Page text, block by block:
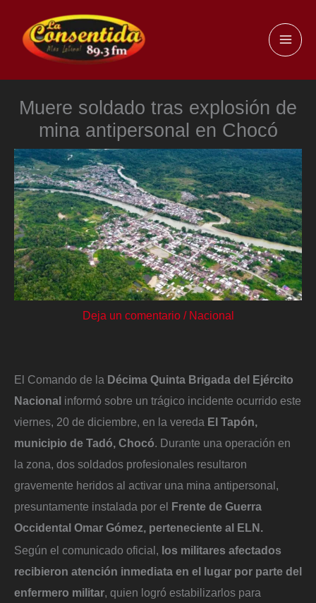
contenido
Muere soldado tras explosión de
mina antipersonal en Chocó
Deja un comentario / Nacional
El Comando de la Décima Quinta Brigada del Ejército
Nacional informó sobre un trágico incidente ocurrido este
viernes, 20 de diciembre, en la vereda El Tapón,
municipio de Tadó, Chocó. Durante una operación en
la zona, dos soldados profesionales resultaron
gravemente heridos al activar una mina antipersonal,
presuntamente instalada por el Frente de Guerra
Occidental Omar Gómez, perteneciente al ELN.
Según el comunicado oficial, los militares afectados
recibieron atención inmediata en el lugar por parte del
enfermero militar, quien logró estabilizarlos para